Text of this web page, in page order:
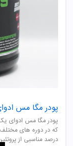
پودر مگا مس
پودر مگا مس ادوای
که در دوره های
درصد مناسبی از